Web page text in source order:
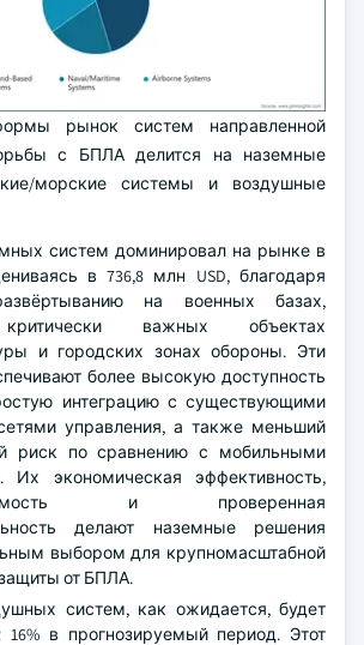
рынок систем направленной
с БПЛА делится на наземные
морские системы и воздушные
систем доминировал на рынке в
в 736,8 млн USD, благодаря
на военных базах,
важных объектах
и городских зонах обороны. Эти
более высокую доступность
интеграцию с существующими
управления, а также меньший
риск по сравнению с мобильными
Их экономическая эффективность,
и проверенная
делают наземные решения
выбором для крупномасштабной
от БПЛА.
систем, как ожидается, будет
16% в прогнозируемый период. Этот